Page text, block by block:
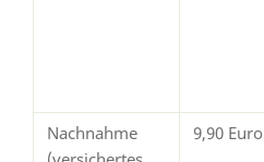
Nachnahme
9,90 Euro